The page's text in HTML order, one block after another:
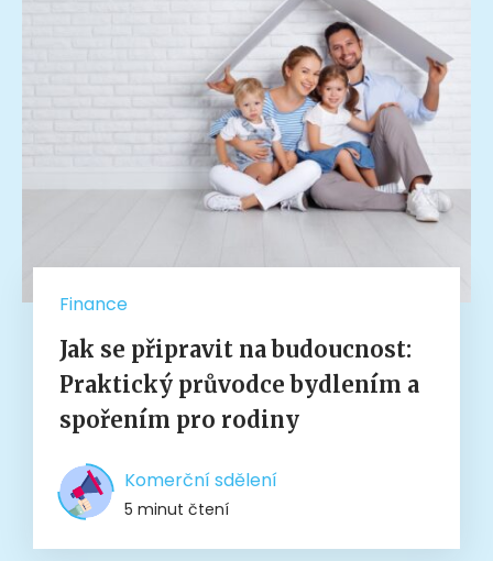
Finance
Jak se připravit na budoucnost:
Praktický průvodce bydlením a
spořením pro rodiny
Komerční sdělení
5 minut čtení